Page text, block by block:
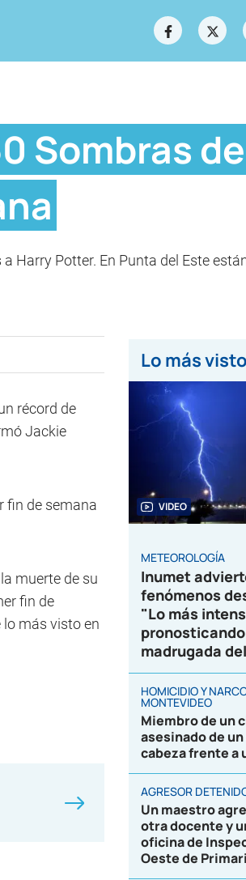
Sombras
Harry Potter. En Punta del Este
récord de
Jackie
fin de semana
muerte de su
fin de
lo más visto en
Lo más visto
VIDEO
METEOROLOGÍA
Inumet
fenómenos
"Lo más
madrugada
HOMICIDIO Y
MONTEVIDEO
Miembro de un
asesinado de
cabeza frente a
AGRESOR
Un maestro
otra docente y
oficina de
Oeste de